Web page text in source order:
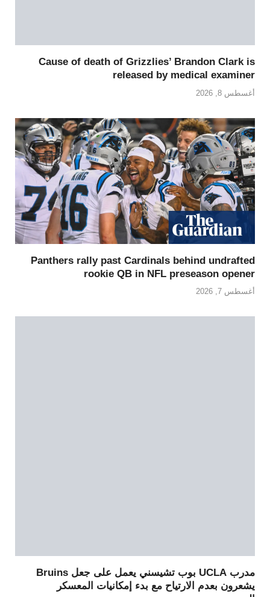
Cause of death of Grizzlies’ Brandon Clark is
released by medical examiner
أغسطس 8, 2026
Panthers rally past Cardinals behind undrafted
rookie QB in NFL preseason opener
أغسطس 7, 2026
مدرب UCLA بوب تشيسني يعمل على جعل Bruins
يشعرون بعدم الارتياح مع بدء إمكانيات المعسكر